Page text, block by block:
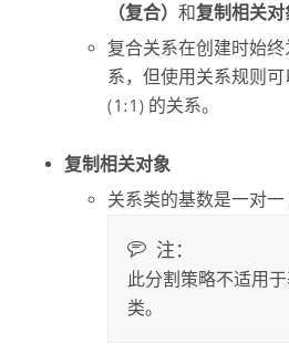
（复合）和复制相关对
复合关系在创建时始
系，但使用关系规则
(1:1) 的关系。
复制相关对象
关系类的基数是一对一
注：
此分割策略不适用
类。